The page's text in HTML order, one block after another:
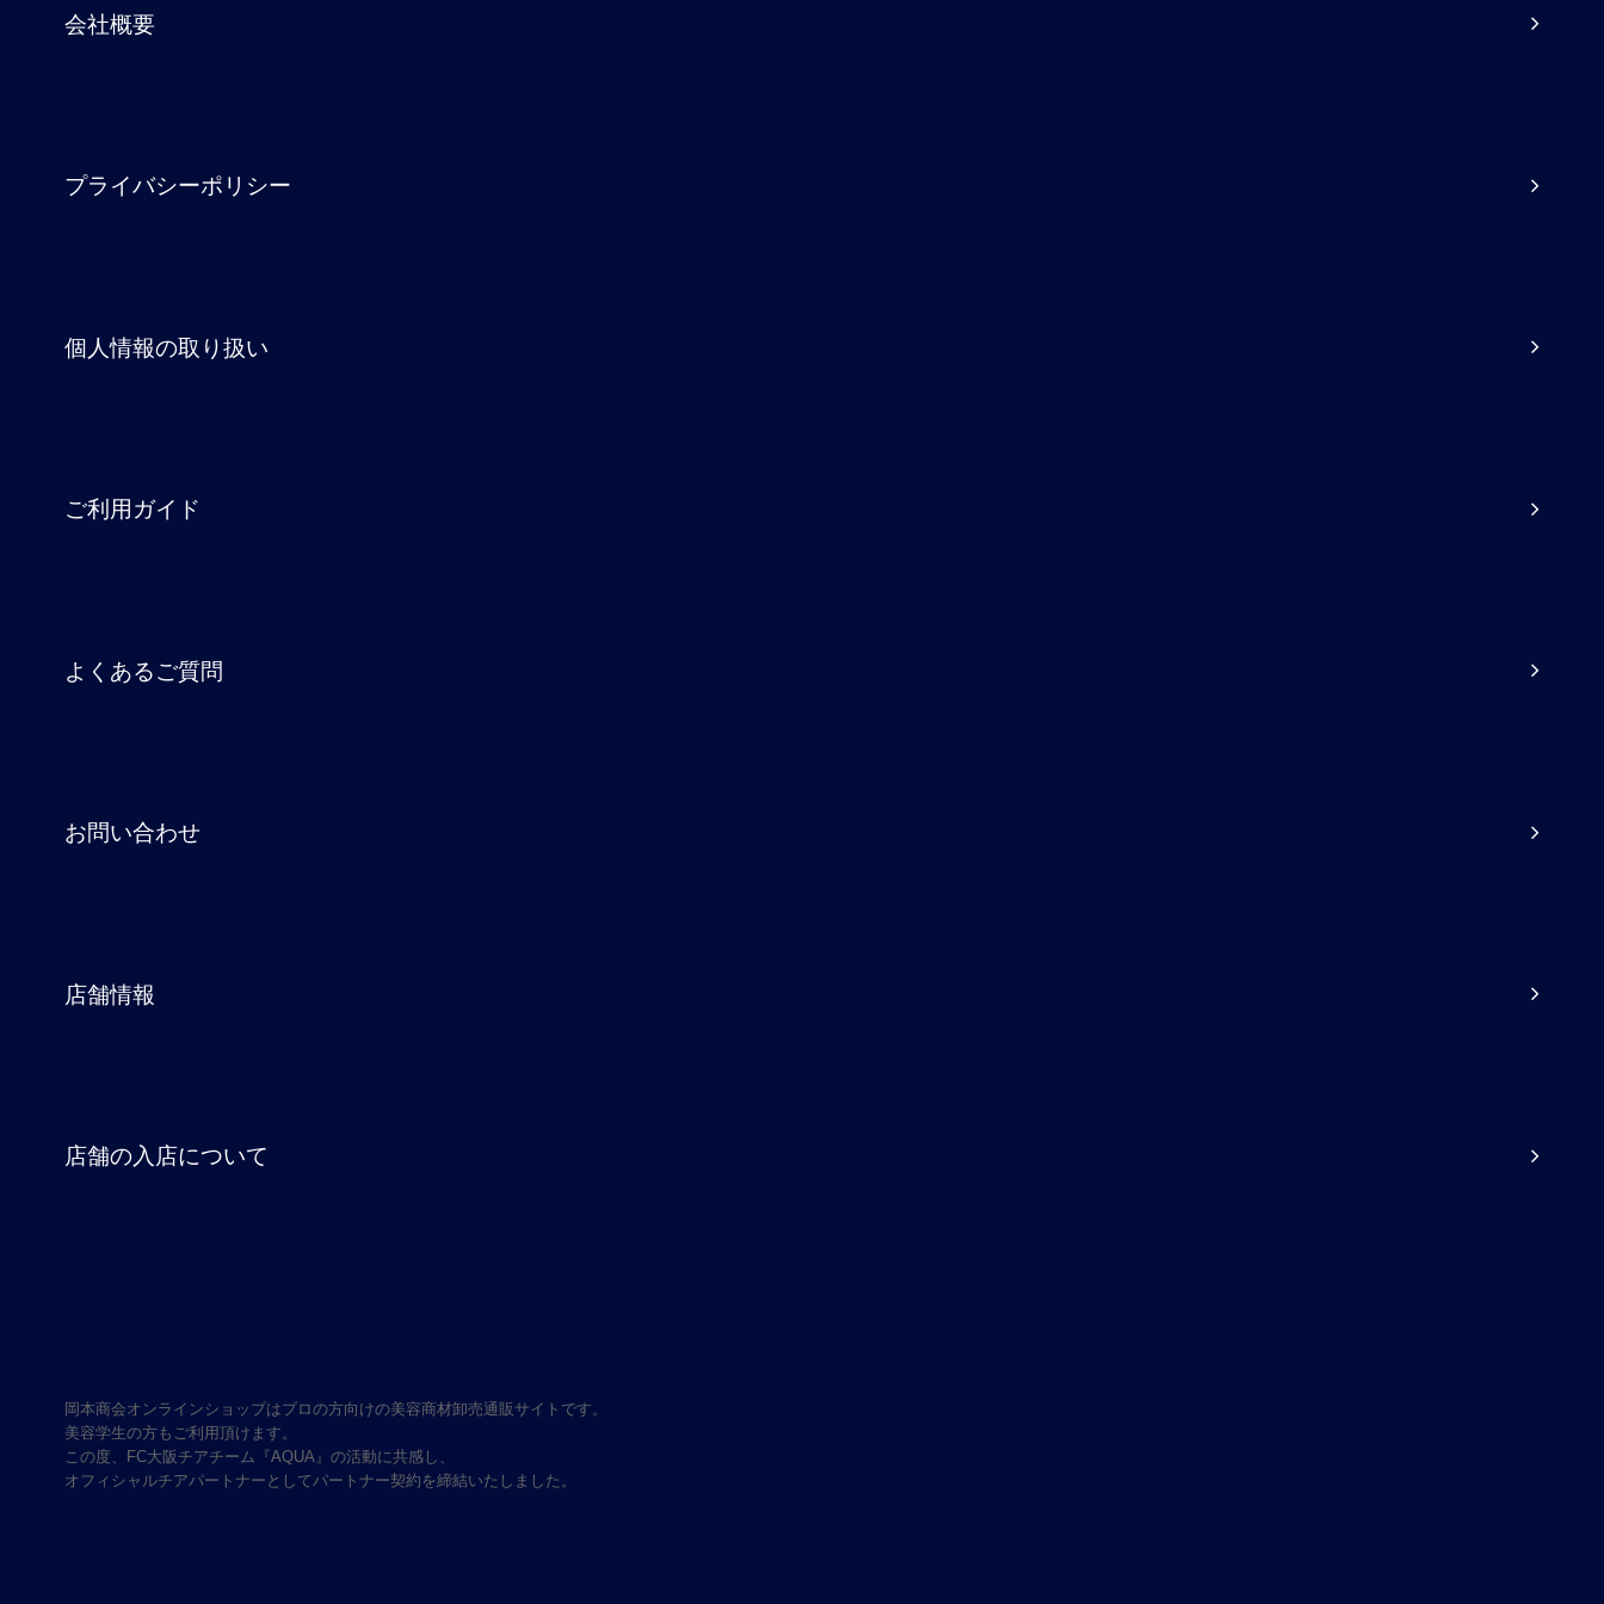
会社概要
プライバシーポリシー
個人情報の取り扱い
ご利用ガイド
よくあるご質問
お問い合わせ
店舗情報
店舗の入店について
岡本商会オンラインショップはプロの方向けの美容商材卸売通販サイトです。
美容学生の方もご利用頂けます。
この度、FC大阪チアチーム『AQUA』の活動に共感し、
オフィシャルチアパートナーとしてパートナー契約を締結いたしました。